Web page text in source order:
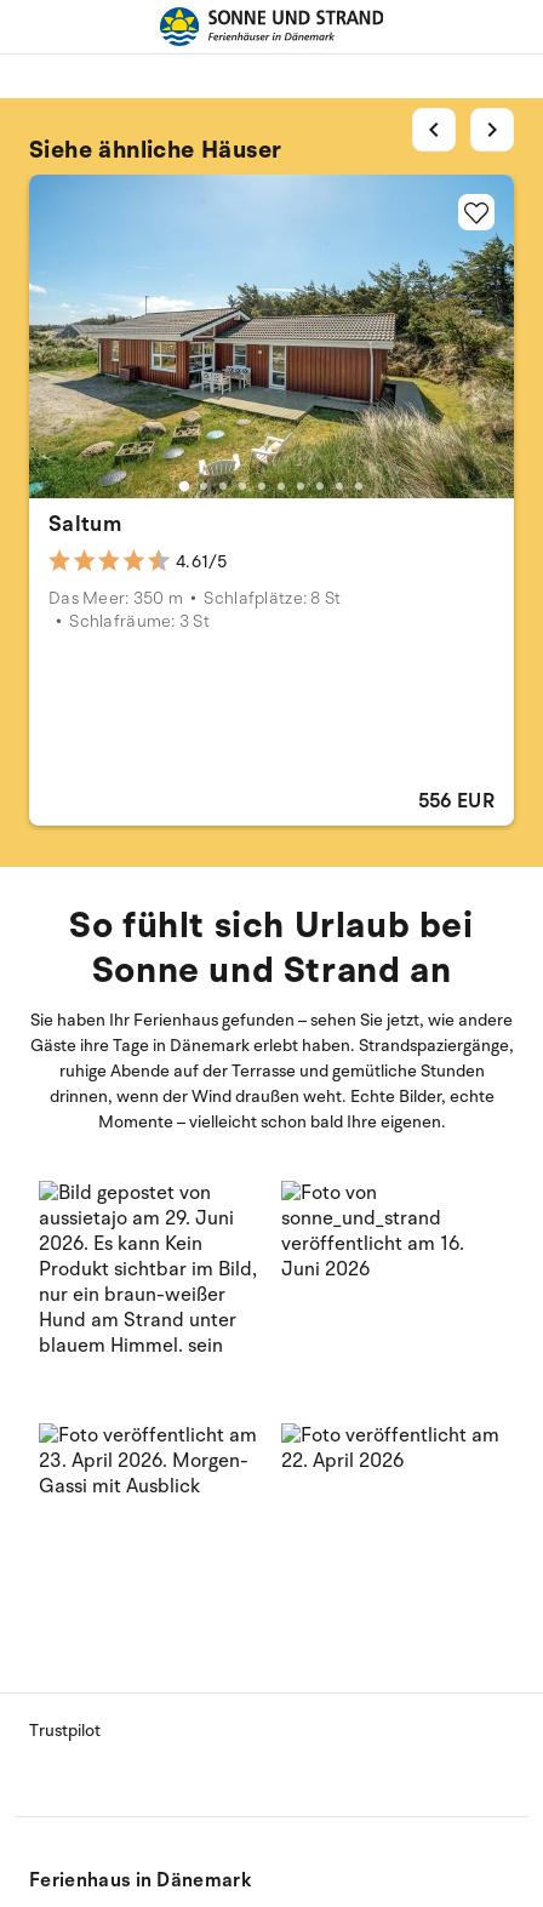
Siehe ähnliche Häuser
Saltum
4.61/5
Das Meer: 350 m
Schlafplätze: 8 St
Schlafräume: 3 St
556 EUR
chevron_left chevron_right
So fühlt sich Urlaub bei
Sonne und Strand an
Sie haben Ihr Ferienhaus gefunden – sehen Sie jetzt, wie andere
Gäste ihre Tage in Dänemark erlebt haben. Strandspaziergänge,
ruhige Abende auf der Terrasse und gemütliche Stunden
drinnen, wenn der Wind draußen weht. Echte Bilder, echte
Momente – vielleicht schon bald Ihre eigenen.
Trustpilot
Ferienhaus in Dänemark